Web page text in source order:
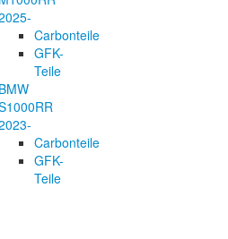
Carbonteile
GFK-
Teile
BMW
Carbonteile
GFK-
Teile